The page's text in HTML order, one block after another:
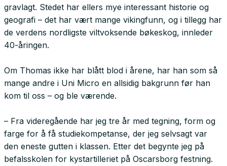
gravlagt. Stedet har ellers mye interessant historie og
geografi – det har vært mange vikingfunn, og i tillegg har
de verdens nordligste viltvoksende bøkeskog, innleder
40-åringen.
Om Thomas ikke har blått blod i årene, har han som så
mange andre i Uni Micro en allsidig bakgrunn før han
kom til oss – og ble værende.
– Fra videregående har jeg tre år med tegning, form og
farge for å få studiekompetanse, der jeg selvsagt var
den eneste gutten i klassen. Etter det begynte jeg på
befalsskolen for kystartilleriet på Oscarsborg festning.